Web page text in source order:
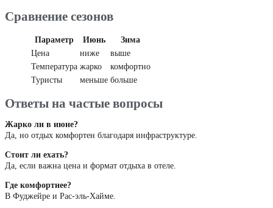
Сравнение сезонов
Параметр Июнь
Зима
Цена
ниже
выше
Температура жарко
комфортно
Туристы
меньше больше
Ответы на частые вопросы
Жарко ли в июне?
Да, но отдых комфортен благодаря инфраструктуре.
Стоит ли ехать?
Да, если важна цена и формат отдыха в отеле.
Где комфортнее?
В Фуджейре и Рас-эль-Хайме.